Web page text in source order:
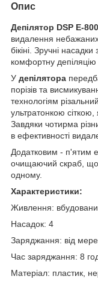
Опис
Депілятор DSP E-
видалення небажаних
бікіні. Зручні
комфортну депіляцію
У депілятора
порізів та
технологіям
ультратонкою сіткою,
Завдяки чотирма
в ефективності
Додатковим - п'ятим
очищаючий скраб, що
одному.
Характеристики:
Живлення:
Насадок: 4
Заряджання: від
Час заряджання: 8
Матеріал: пластик,